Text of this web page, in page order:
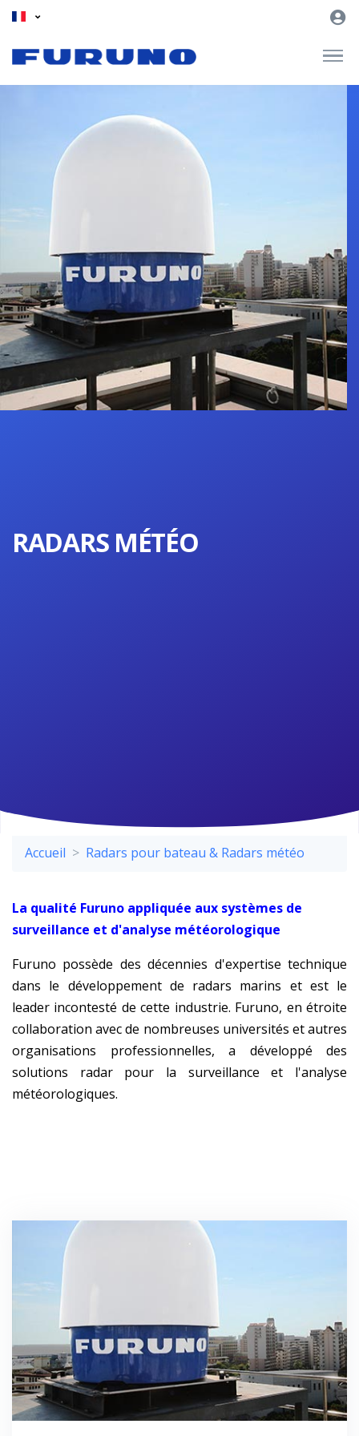
RADARS MÉTÉO
Accueil Radars pour bateau & Radars météo
La qualité Furuno appliquée aux systèmes de
surveillance et d'analyse météorologique
Furuno possède des décennies d'expertise technique
dans le développement de radars marins et est le
leader incontesté de cette industrie. Furuno, en étroite
collaboration avec de nombreuses universités et autres
organisations professionnelles, a développé des
solutions radar pour la surveillance et l'analyse
météorologiques.